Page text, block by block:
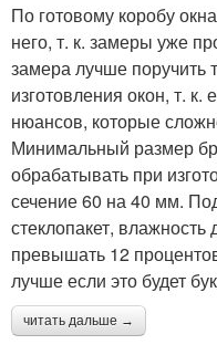
По готовому коробу
него, т. к. замеры уже
замера лучше поручить
изготовления окон, т. к.
нюансов, которые
Минимальный размер
обрабатывать при
сечение 60 на 40 мм.
стеклопакет,
превышать 12
лучше если это будет
читать дальше →